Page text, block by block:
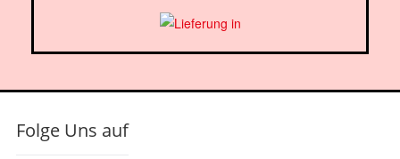
Folge Uns auf